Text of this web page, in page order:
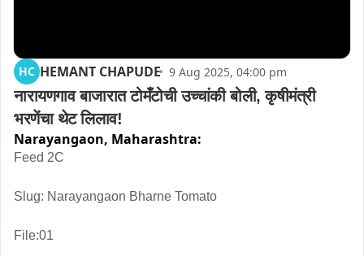
HC HEMANT CHAPUDE 9 Aug 2025, 04:00 pm
नारायणगाव बाजारात टोमँटोची उच्चांकी बोली, कृषीमंत्री
भरणेंचा थेट लिलाव!
Narayangaon, Maharashtra:
Feed 2C
Slug: Narayangaon Bharne Tomato
File:01